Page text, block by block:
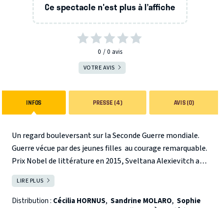
Ce spectacle n'est plus à l’affiche
0 0 avis
VOTRE AVIS
INFOS PRESSE (4) AVIS (0)
Un regard bouleversant sur la Seconde Guerre mondiale.
Guerre vécue par des jeunes filles au courage remarquable.
Prix Nobel de littérature en 2015, Sveltana Alexievitch a
recueilli les témoignages d’anciennes combattantes
soviétiques qui – encore adolescentes en 1941- se sont
trouvées confrontées à la violence de l’invasion
LIRE PLUS
Distribution : Cécilia HORNUS, Sandrine MOLARO, Sophie